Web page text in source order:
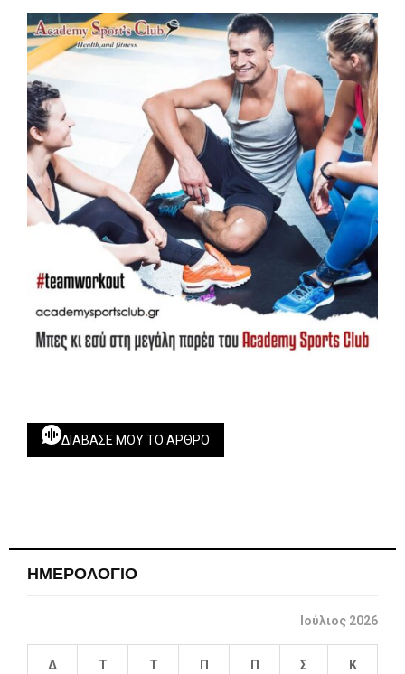
ΔΙΆΒΑΣΕ ΜΟΥ ΤΟ ΆΡΘΡΟ
ΗΜΕΡΟΛΟΓΙΟ
Ιούλιος 2026
Δ Τ Τ Π Π Σ Κ